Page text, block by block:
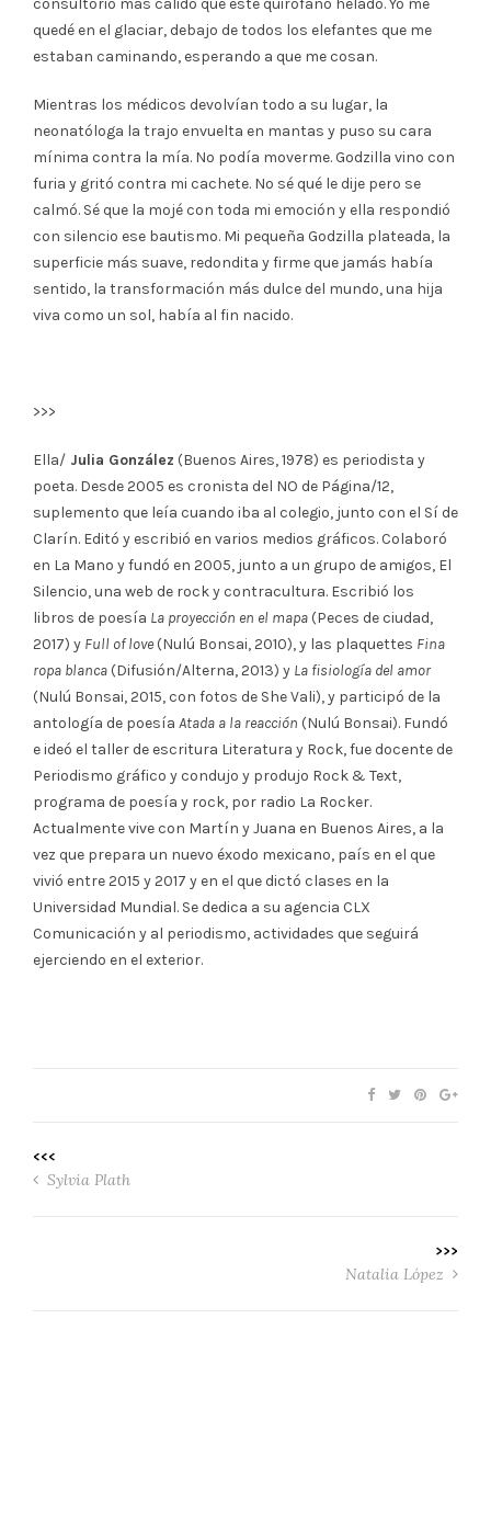
consultorio más cálido que este quirófano helado. Yo me
quedé en el glaciar, debajo de todos los elefantes que me
estaban caminando, esperando a que me cosan.
Mientras los médicos devolvían todo a su lugar, la
neonatóloga la trajo envuelta en mantas y puso su cara
mínima contra la mía. No podía moverme. Godzilla vino con
furia y gritó contra mi cachete. No sé qué le dije pero se
calmó. Sé que la mojé con toda mi emoción y ella respondió
con silencio ese bautismo. Mi pequeña Godzilla plateada, la
superficie más suave, redondita y firme que jamás había
sentido, la transformación más dulce del mundo, una hija
viva como un sol, había al fin nacido.
>>>
Ella/ Julia González (Buenos Aires, 1978) es periodista y
poeta. Desde 2005 es cronista del NO de Página/12,
suplemento que leía cuando iba al colegio, junto con el Sí de
Clarín. Editó y escribió en varios medios gráficos. Colaboró
en La Mano y fundó en 2005, junto a un grupo de amigos, El
Silencio, una web de rock y contracultura. Escribió los
libros de poesía La proyección en el mapa (Peces de ciudad,
2017) y Full of love (Nulú Bonsai, 2010), y las plaquettes Fina
ropa blanca (Difusión/Alterna, 2013) y La fisiología del amor
(Nulú Bonsai, 2015, con fotos de She Vali), y participó de la
antología de poesía Atada a la reacción (Nulú Bonsai). Fundó
e ideó el taller de escritura Literatura y Rock, fue docente de
Periodismo gráfico y condujo y produjo Rock & Text,
programa de poesía y rock, por radio La Rocker.
Actualmente vive con Martín y Juana en Buenos Aires, a la
vez que prepara un nuevo éxodo mexicano, país en el que
vivió entre 2015 y 2017 y en el que dictó clases en la
Universidad Mundial. Se dedica a su agencia CLX
Comunicación y al periodismo, actividades que seguirá
ejerciendo en el exterior.
<<<
Sylvia Plath
>>>
Natalia López